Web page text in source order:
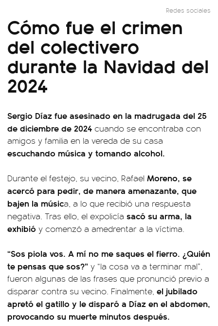
Redes sociales
Cómo fue el crimen
del colectivero
durante la Navidad del
2024
Sergio Díaz fue asesinado en la madrugada del 25
de diciembre de 2024 cuando se encontraba con
amigos y familia en la vereda de su casa
escuchando música y tomando alcohol.
Durante el festejo, su vecino, Rafael Moreno, se
acercó para pedir, de manera amenazante, que
bajen la música, a lo que recibió una respuesta
negativa. Tras ello, el expolicía sacó su arma, la
exhibió y comenzó a amedrentar a la víctima.
“Sos piola vos. A mí no me saques el fierro. ¿Quién
te pensas que sos?” y “la cosa va a terminar mal”,
fueron algunas de las frases que pronunció previo a
disparar contra su vecino. Finalmente, el jubilado
apretó el gatillo y le disparó a Díaz en el abdomen,
provocando su muerte minutos después.